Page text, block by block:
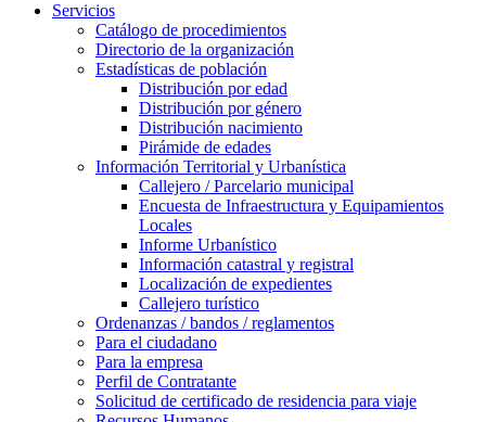
Servicios
Catálogo de procedimientos
Directorio de la organización
Estadísticas de población
Distribución por edad
Distribución por género
Distribución nacimiento
Pirámide de edades
Información Territorial y Urbanística
Callejero / Parcelario municipal
Encuesta de Infraestructura y Equipamientos
Locales
Informe Urbanístico
Información catastral y registral
Localización de expedientes
Callejero turístico
Ordenanzas / bandos / reglamentos
Para el ciudadano
Para la empresa
Perfil de Contratante
Solicitud de certificado de residencia para viaje